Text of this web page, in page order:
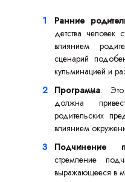
Ранние
детства человек
влиянием
сценарий
кульминацией и
Программа. Это
должна
родительских
влиянием
Подчинение
стремление
выражающееся в